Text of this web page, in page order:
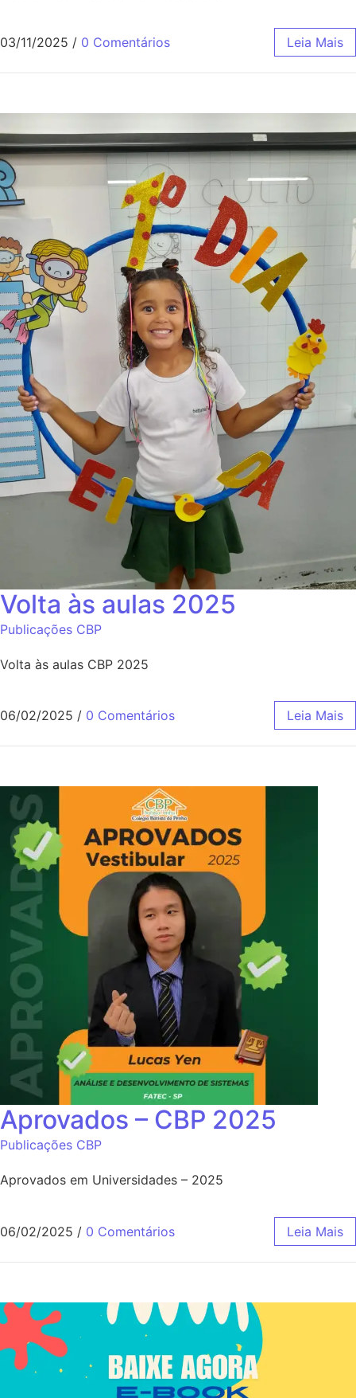
03/11/2025 / 0 Comentários Leia Mais
Volta às aulas 2025
Publicações CBP
Volta às aulas CBP 2025
06/02/2025 / 0 Comentários Leia Mais
Aprovados – CBP 2025
Publicações CBP
Aprovados em Universidades – 2025
06/02/2025 / 0 Comentários Leia Mais